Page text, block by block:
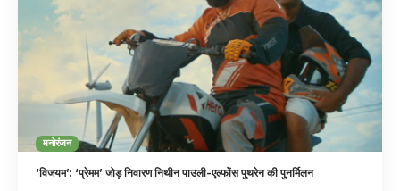
मनोरंजन
‘विजयम’: ‘प्रेमम’ जोड़ निवारण निथीन पाउली-एल्फोंस पुथरेन की पुनर्मिलन